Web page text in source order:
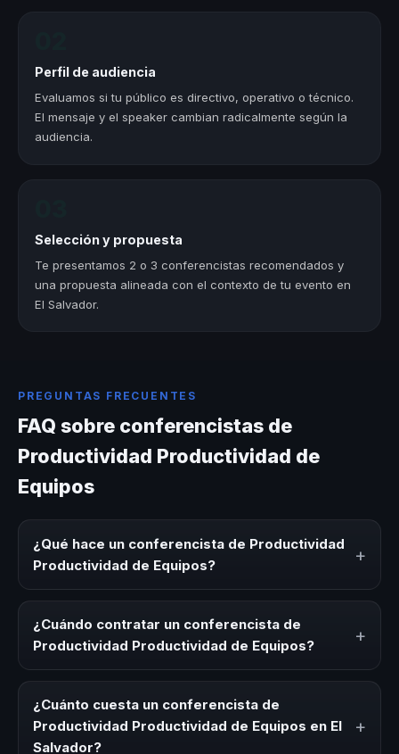
Perfil de audiencia
Evaluamos si tu público es directivo, operativo o técnico.
El mensaje y el speaker cambian radicalmente según la
audiencia.
Selección y propuesta
Te presentamos 2 o 3 conferencistas recomendados y
una propuesta alineada con el contexto de tu evento en
El Salvador.
PREGUNTAS FRECUENTES
FAQ sobre conferencistas de
Productividad Productividad de
Equipos
¿Qué hace un conferencista de Productividad
Productividad de Equipos?
+
Equipos es un experto que comparte conocimiento,
estrategias y experiencias sobre este tema en eventos
corporativos, convenciones y seminarios. Su objetivo es
generar reflexión, inspiración y herramientas aplicables
¿Cuándo contratar un conferencista de
Productividad Productividad de Equipos?
+
Productividad de Equipos para kick-offs, convenciones
anuales, programas de desarrollo, eventos de integración
o cuando tu organización necesita impulsar un cambio
¿Cuánto cuesta un conferencista de
Productividad Productividad de Equipos en El
Salvador?
+